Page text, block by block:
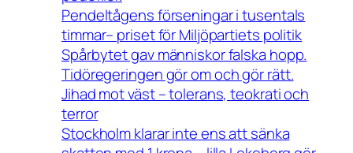
Pendeltågens förseningar i tusentals
timmar– priset för Miljöpartiets politik
Spårbytet gav människor falska hopp.
Tidöregeringen gör om och gör rätt.
Jihad mot väst – tolerans, teokrati och
terror
Stockholm klarar inte ens att sänka